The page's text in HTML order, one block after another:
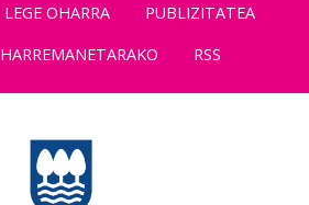
LEGE OHARRA
PUBLIZITATEA
HARREMANETARAKO RSS